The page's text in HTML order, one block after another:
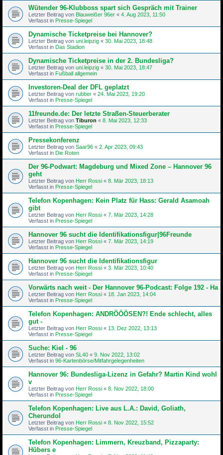
Wütender 96-Klubboss spart sich Gespräch mit Trainer
Letzter Beitrag von Blauweißer 96er « 4. Aug 2023, 11:50
Verfasst in Presse-Spiegel
Dynamische Ticketpreise bei Hannover?
Letzter Beitrag von uni.leipzig « 30. Mai 2023, 18:48
Verfasst in Das Stadion
Dynamische Ticketpreise in der 2. Bundesliga?
Letzter Beitrag von uni.leipzig « 30. Mai 2023, 18:47
Verfasst in Fußball allgemein
Investoren-Deal der DFL geplatzt
Letzter Beitrag von rubber « 24. Mai 2023, 19:20
Verfasst in Presse-Spiegel
11freunde.de: Der letzte Straßen-Steu­er­be­rater
Letzter Beitrag von Tiburon « 8. Mai 2023, 12:33
Verfasst in Presse-Spiegel
Pressekonferenz
Letzter Beitrag von Saar96 « 2. Apr 2023, 09:43
Verfasst in Die Roten
Der 96-Podwart: Magdeburg und Mixed Zone – Hannover 96
geht
Letzter Beitrag von Herr Rossi « 8. Mär 2023, 18:13
Verfasst in Presse-Spiegel
Telefon Kopenhagen: Kein Platz für Hass: Gerald Asamoah
gibt
Letzter Beitrag von Herr Rossi « 7. Mär 2023, 14:28
Verfasst in Presse-Spiegel
Hannover 96 sucht die Identifikationsfigur|96Freunde
Letzter Beitrag von Herr Rossi « 7. Mär 2023, 14:19
Verfasst in Presse-Spiegel
Hannover 96 sucht die Identifikationsfigur
Letzter Beitrag von Herr Rossi « 3. Mär 2023, 10:40
Verfasst in Presse-Spiegel
Vorwärts nach weit - Der Hannover 96-Podcast: Folge 192 - Ha
Letzter Beitrag von Herr Rossi « 18. Jan 2023, 14:04
Verfasst in Presse-Spiegel
Telefon Kopenhagen: ANDRÖÖÖSEN?! Ende schlecht, alles
gut -
Letzter Beitrag von Herr Rossi « 13. Dez 2022, 13:13
Verfasst in Presse-Spiegel
Suche: Kiel - 96
Letzter Beitrag von SL40 « 9. Nov 2022, 13:02
Verfasst in 96-Kartenbörse/Mitfahrgelegenheiten
Hannover 96: Bundesliga-Lizenz in Gefahr? Martin Kind wohl
v
Letzter Beitrag von Herr Rossi « 8. Nov 2022, 18:00
Verfasst in Presse-Spiegel
Telefon Kopenhagen: Live aus L.A.: David, Goliath,
Cherundol
Letzter Beitrag von Herr Rossi « 8. Nov 2022, 15:52
Verfasst in Presse-Spiegel
Telefon Kopenhagen: Limmern, Kreuzband, Pizzaparty:
Hübers e